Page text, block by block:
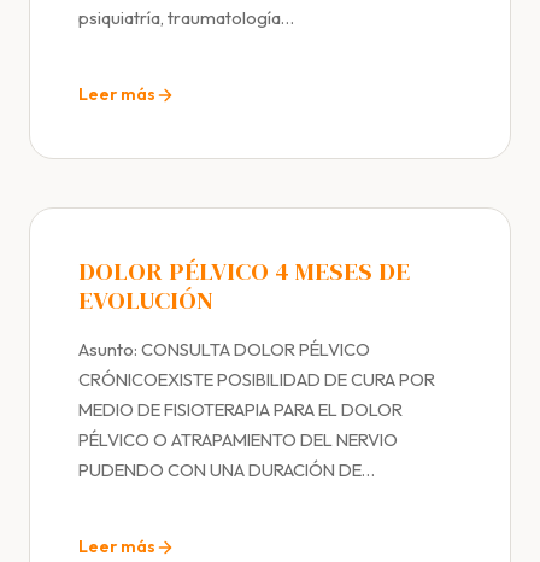
psiquiatría, traumatología…
Leer más
DOLOR PÉLVICO 4 MESES DE
EVOLUCIÓN
Asunto: CONSULTA DOLOR PÉLVICO
CRÓNICOEXISTE POSIBILIDAD DE CURA POR
MEDIO DE FISIOTERAPIA PARA EL DOLOR
PÉLVICO O ATRAPAMIENTO DEL NERVIO
PUDENDO CON UNA DURACIÓN DE…
Leer más